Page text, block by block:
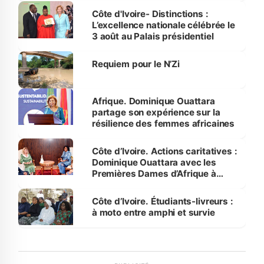
Bassam
Côte d'Ivoire- Distinctions :
L’excellence nationale célébrée le
3 août au Palais présidentiel
Requiem pour le N’Zi
Afrique. Dominique Ouattara
partage son expérience sur la
résilience des femmes africaines
Côte d’Ivoire. Actions caritatives :
Dominique Ouattara avec les
Premières Dames d’Afrique à
Côte d’Ivoire. Étudiants-livreurs :
à moto entre amphi et survie